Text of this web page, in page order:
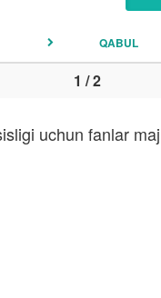
QABUL
1 / 2
uchun fanlar